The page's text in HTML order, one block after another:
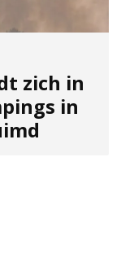
zich in
in